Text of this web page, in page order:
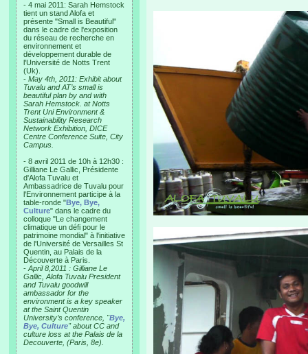
- 4 mai 2011: Sarah Hemstock
tient un stand Alofa et
présente "Small is Beautiful"
dans le cadre de l'exposition
du réseau de recherche en
environnement et
développement durable de
l'Université de Notts Trent
(Uk).
- May 4th, 2011: Exhibit about
Tuvalu and AT’s small is
beautiful plan by and with
Sarah Hemstock. at Notts
Trent Uni Environment &
Sustainability Research
Network Exhibition, DICE
Centre Conference Suite, City
Campus.
- 8 avril 2011 de 10h à 12h30 :
Gilliane Le Gallic, Présidente
d'Alofa Tuvalu et
Ambassadrice de Tuvalu pour
l'Environnement participe à la
table-ronde "Bye, Bye,
Culture" dans le cadre du
colloque "Le changement
climatique un défi pour le
patrimoine mondial" à l'initiative
de l'Université de Versailles St
Quentin, au Palais de la
Découverte à Paris.
- April 8,2011 : Gilliane Le
Gallic, Alofa Tuvalu President
and Tuvalu goodwill
ambassador for the
environment is a key speaker
at the Saint Quentin
University’s conference, "Bye,
Bye, Culture" about CC and
culture loss at the Palais de la
Decouverte, (Paris, 8e).